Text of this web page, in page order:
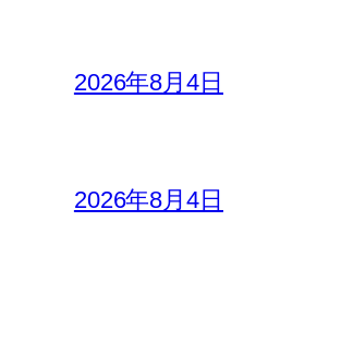
2026年8月4日
2026年8月4日